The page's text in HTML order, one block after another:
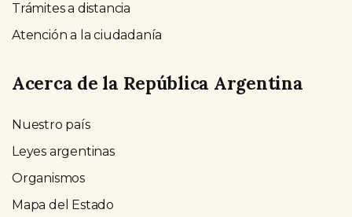
Trámites a distancia
Atención a la ciudadanía
Acerca de la República Argentina
Nuestro país
Leyes argentinas
Organismos
Mapa del Estado